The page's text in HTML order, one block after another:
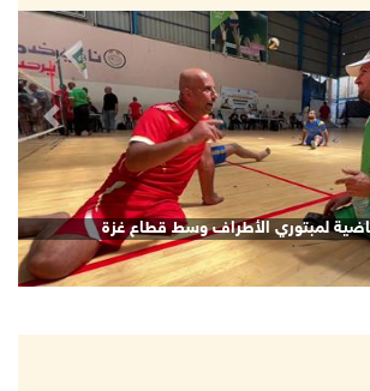
لمبتوري الأطراف وسط قطاع غزة